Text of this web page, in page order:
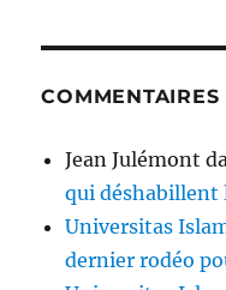
COMMENTAIRES
Jean Julémont
qui déshabillent
Universitas
dernier rodéo